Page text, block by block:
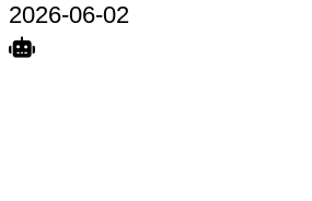
2026-06-02